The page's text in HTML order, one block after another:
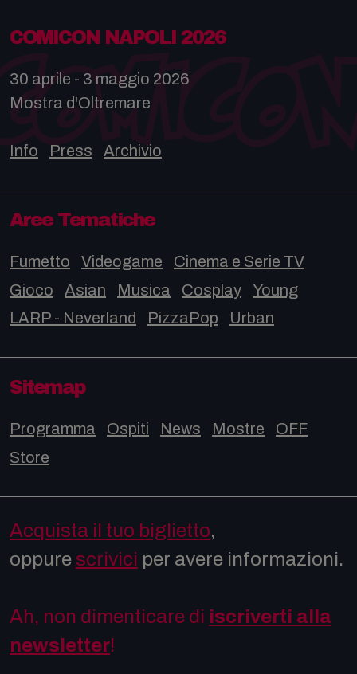
COMICON NAPOLI 2026
30 aprile - 3 maggio 2026
Mostra d'Oltremare
Info Press Archivio
Aree Tematiche
Fumetto Videogame
Cinema e Serie TV
Gioco
Asian Musica Cosplay
Young
LARP - Neverland
PizzaPop Urban
Sitemap
Programma Ospiti News Mostre
OFF
Store
Acquista il tuo biglietto,
oppure scrivici per avere informazioni.
Ah, non dimenticare di iscriverti alla
newsletter!